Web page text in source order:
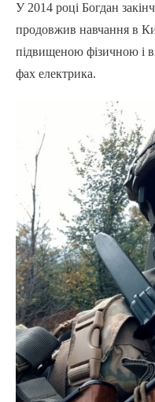
У 2014 році Богдан
продовжив навчання в
підвищеною фізичною і
фах електрика.